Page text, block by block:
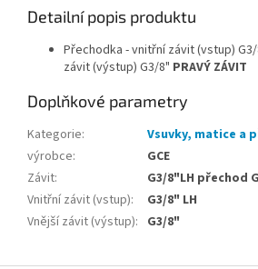
Detailní popis produktu
Přechodka - vnitřní závit (vstup)
závit (výstup) G3/8" PRAVÝ ZÁVIT
Doplňkové parametry
Kategorie:
Vsuvky, matice a
výrobce:
GCE
Závit:
G3/8"LH přechod
Vnitřní závit (vstup):
G3/8" LH
Vnější závit (výstup): G3/8"